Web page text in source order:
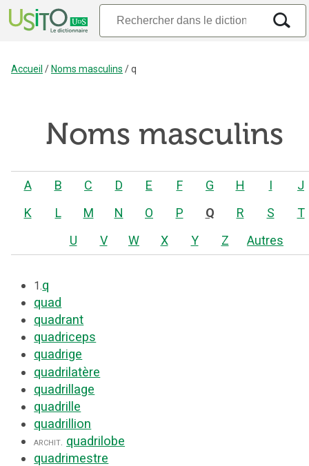
Accueil / Noms masculins /q
Noms masculins
A B C D E F G H I
J
K
L M N O P Q R S
T
U
V W X Y Z Autres
1.q
quad
quadrant
quadriceps
quadrige
quadrilatère
quadrillage
quadrille
quadrillion
archit. quadrilobe
quadrimestre